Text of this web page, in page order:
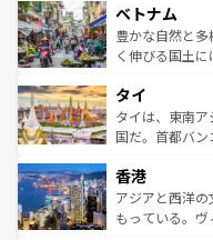
参照してほしい。
容にもいいと評
が
照してほしい。
き、地方に足を
できる。そし
まで、さまざ
リティに包まれ
覧を参照してほ
ベトナム
豊かな自然と
く伸びる国土
急速な発展と共
ーチミン市の
醸し出してい
とつ。フォーや
ひ現地で味わ
が旅行者を迎
タイ
タイは、東南
国だ。首都バ
の活気が交差し
帯で自然と触
いビーチでリ
香港
アジアと西洋
もっている。